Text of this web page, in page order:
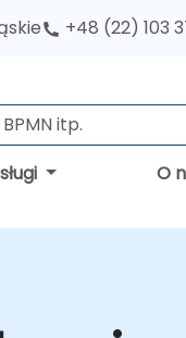
+48 (22) 103
O